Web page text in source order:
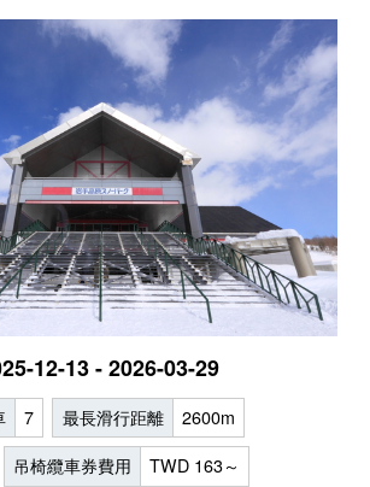
12-13 - 2026-03-29
7 最長滑行距離 2600m
吊椅纜車券費用 TWD 163～